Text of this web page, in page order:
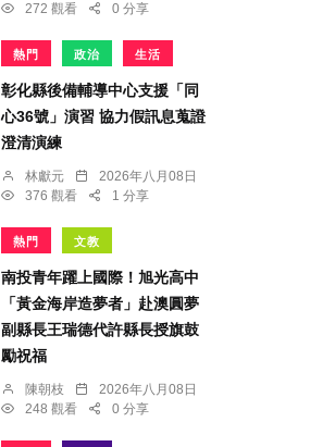
272 觀看
0 分享
熱門 政治 生活
彰化縣後備輔導中心支援「同
心36號」演習 協力假訊息蒐證
澄清演練
林獻元
2026年八月08日
376 觀看
1 分享
熱門 文教
南投青年躍上國際！旭光高中
「黃金海岸造夢者」赴澳圓夢
副縣長王瑞德代許縣長授旗鼓
勵祝福
陳朝枝
2026年八月08日
248 觀看
0 分享